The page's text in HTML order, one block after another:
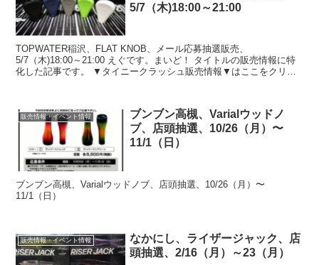
5/7（木)18:00～21:00
TOPWATER稲沢、FLAT KNOB、メール応募抽選販売、
5/7（木)18:00～21:00 えぐです。まいど！ タイトルの販売情報に特
化した記事です。 ▼タイニークラッシュ販売情報▼はここをクリッ
販売情報・イベント情報
ブンブン高槻、Varialウッドノ
ブ、店頭抽選、10/26（月）〜
11/1（日）
ブンブン高槻、Varialウッドノブ、店頭抽選、10/26（月）〜
11/1（日）
販売情報・イベント情報
なかにし、ライザージャック、店
頭抽選、2/16（月）～23（月）